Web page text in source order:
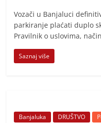
Vozači u Banjaluci
parkiranje plaćati duplo
Pravilnik o uslovima,
Saznaj više
Banjaluka DRUŠTVO